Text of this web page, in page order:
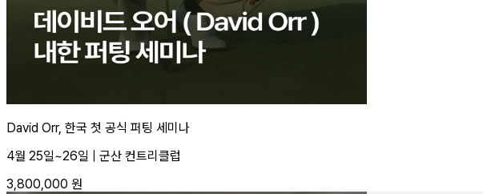
David Orr, 한국 첫 공식 퍼팅 세미나
4월 25일~26일 | 군산 컨트리클럽
3,800,000 원